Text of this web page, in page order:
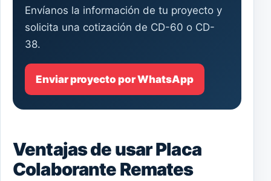
Envíanos la información de tu proyecto y
solicita una cotización de CD-60 o CD-
38.
Enviar proyecto por WhatsApp
Ventajas de usar Placa
Colaborante Remates